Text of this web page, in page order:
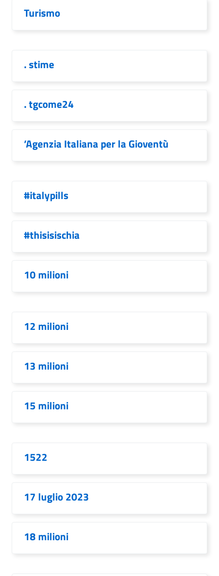
Turismo
. stime
. tgcome24
’Agenzia Italiana per la Gioventù
#italypills
#thisisischia
10 milioni
12 milioni
13 milioni
15 milioni
1522
17 luglio 2023
18 milioni